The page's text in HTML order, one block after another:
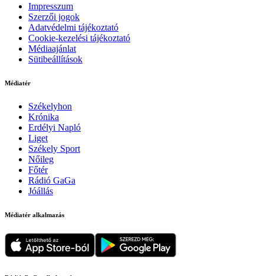
Impresszum
Szerzői jogok
Adatvédelmi tájékoztató
Cookie-kezelési tájékoztató
Médiaajánlat
Sütibeállítások
Médiatér
Székelyhon
Krónika
Erdélyi Napló
Liget
Székely Sport
Nőileg
Főtér
Rádió GaGa
Jóállás
Médiatér alkalmazás